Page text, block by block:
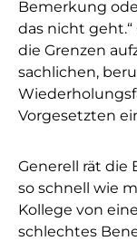
Bemerkung
das nicht
die Grenzen
sachlichen,
Vorgesetzten
Generell rät die
so schnell wie
Kollege von
schlechtes